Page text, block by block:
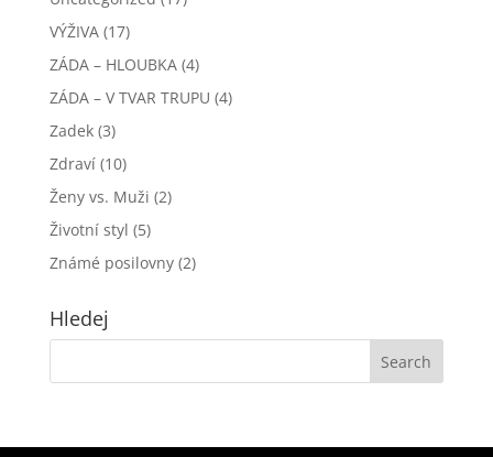
VÝŽIVA(17)
ZÁDA – HLOUBKA(4)
ZÁDA – V TVAR TRUPU (4)
Zadek(3)
Zdraví(10)
Ženy vs. Muži (2)
Životní styl (5)
Známé posilovny(2)
Hledej